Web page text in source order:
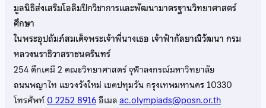
มูลนิธิส่งเสริมโอลิมปิกวิชาการและพัฒนามาตรฐานวิทยาศาสตร์
ศึกษา
ในพระอุปถัมภ์สมเด็จพระเจ้าพี่นางเธอ เจ้าฟ้ากัลยาณิวัฒนา กรม
หลวงนราธิวาสราชนครินทร์
254 ตึกเคมี 2 คณะวิทยาศาสตร์ จุฬาลงกรณ์มหาวิทยาลัย
ถนนพญาไท แขวงวังใหม่ เขตปทุมวัน กรุงเทพมหานคร 10330
โทรศัพท์0 2252 8916อีเมลac.olympiads@posn.or.th